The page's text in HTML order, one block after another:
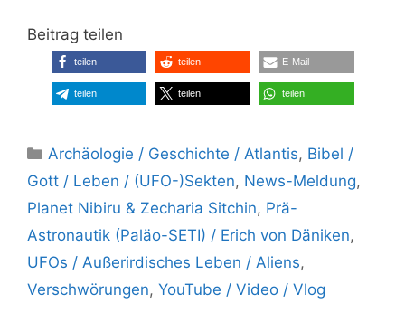
Beitrag teilen
teilen teilen E-Mail
teilen teilen teilen
Kategorien
Archäologie / Geschichte / Atlantis, Bibel /
Gott / Leben / (UFO-)Sekten, News-Meldung,
Planet Nibiru & Zecharia Sitchin, Prä-
Astronautik (Paläo-SETI) / Erich von Däniken,
UFOs / Außerirdisches Leben / Aliens,
Verschwörungen, YouTube / Video / Vlog